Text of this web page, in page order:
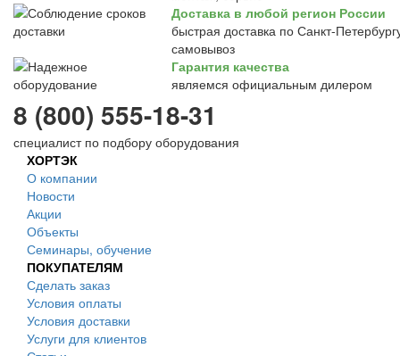
Доставка в любой регион России
быстрая доставка по Санкт-
самовывоз
Гарантия качества
являемся официальным дилером
8 (800) 555-18-31
специалист по подбору оборудования
ХОРТЭК
О компании
Новости
Акции
Объекты
Семинары, обучение
ПОКУПАТЕЛЯМ
Сделать заказ
Условия оплаты
Условия доставки
Услуги для клиентов